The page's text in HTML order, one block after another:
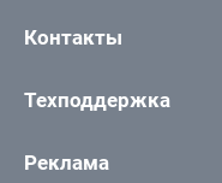
Контакты
Техподдержка
Реклама